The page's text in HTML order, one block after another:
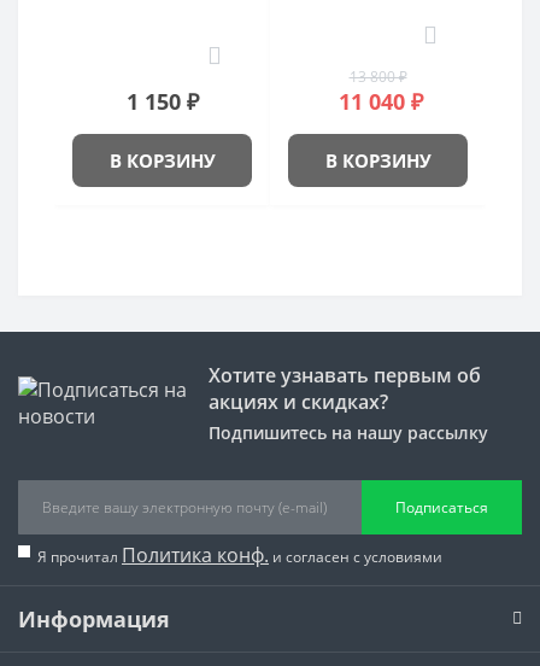
1 150 ₽
В КОРЗИНУ
13 800 ₽
11 040 ₽
В КОРЗИНУ
Хотите узнавать первым об
акциях и скидках?
Подпишитесь на нашу рассылку
Подписаться
Я прочитал Политика конф. и согласен с условиями
Информация